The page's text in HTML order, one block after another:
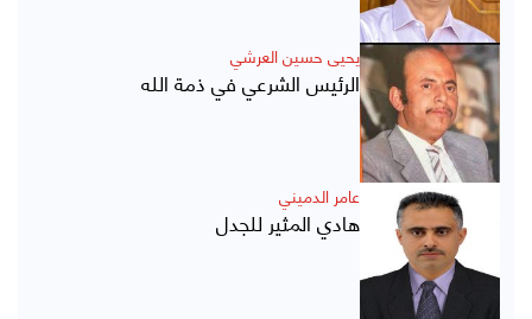
يحيى حسين العرشي
الرئيس الشرعي في ذمة الله
عامر الدميني
هادي المثير للجدل